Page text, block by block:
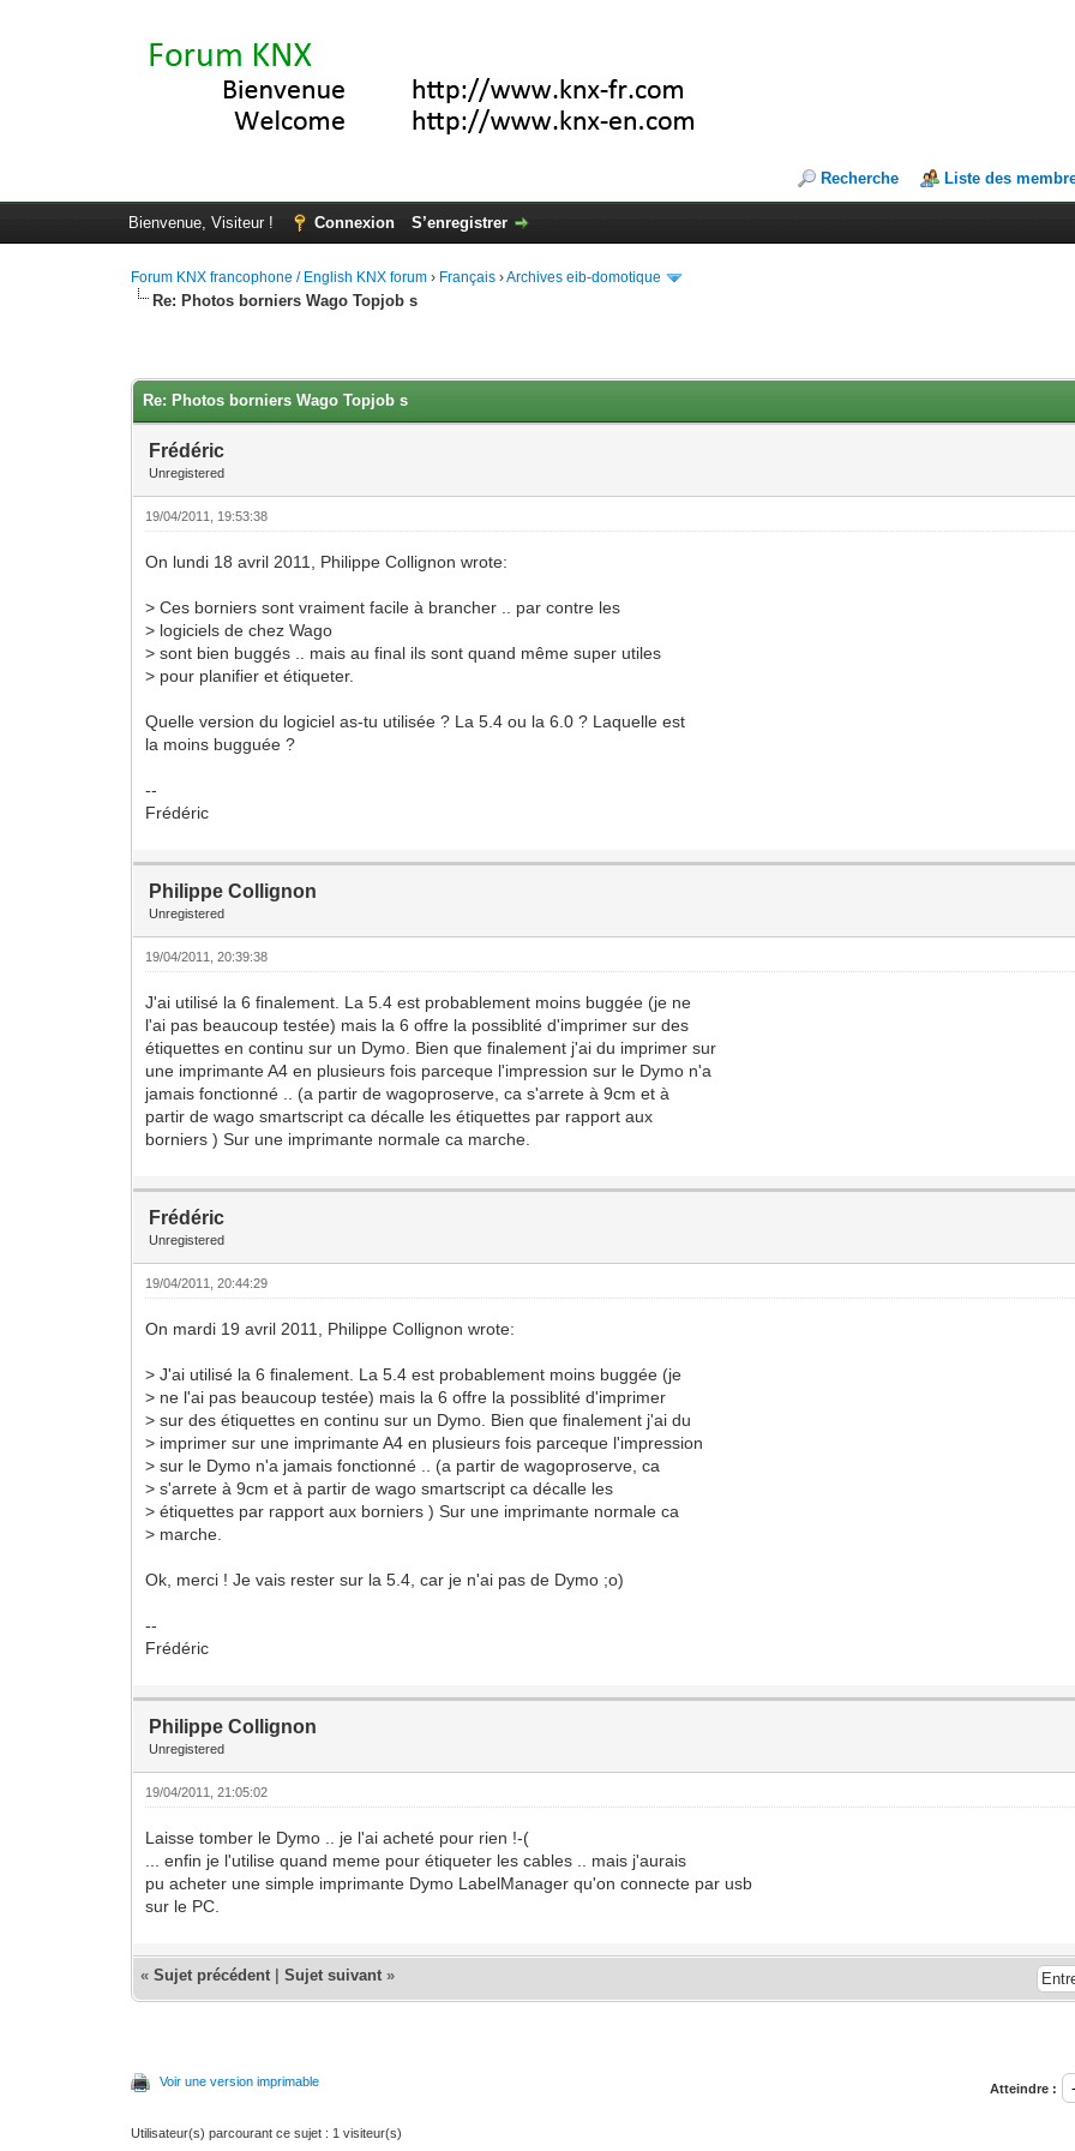
Recherche Liste des
Bienvenue, Visiteur ! Connexion S’enregistrer
Forum KNX francophone / English KNX forum › Français ›Archives eib-domotique
Re: Photos borniers Wago Topjob s
Re: Photos borniers Wago Topjob s
Frédéric
Unregistered
19/04/2011, 19:53:38
On lundi 18 avril 2011, Philippe Collignon wrote:
> Ces borniers sont vraiment facile à brancher .. par contre les
> logiciels de chez Wago
> sont bien buggés .. mais au final ils sont quand même super utiles
> pour planifier et étiqueter.
Quelle version du logiciel as-tu utilisée ? La 5.4 ou la 6.0 ? Laquelle est
la moins bugguée ?
--
Frédéric
Philippe Collignon
Unregistered
19/04/2011, 20:39:38
J'ai utilisé la 6 finalement. La 5.4 est probablement moins buggée (je ne
l'ai pas beaucoup testée) mais la 6 offre la possiblité d'imprimer sur des
étiquettes en continu sur un Dymo. Bien que finalement j'ai du imprimer sur
une imprimante A4 en plusieurs fois parceque l'impression sur le Dymo n'a
jamais fonctionné .. (a partir de wagoproserve, ca s'arrete à 9cm et à
partir de wago smartscript ca décalle les étiquettes par rapport aux
borniers ) Sur une imprimante normale ca marche.
Frédéric
Unregistered
19/04/2011, 20:44:29
On mardi 19 avril 2011, Philippe Collignon wrote:
> J'ai utilisé la 6 finalement. La 5.4 est probablement moins buggée (je
> ne l'ai pas beaucoup testée) mais la 6 offre la possiblité d'imprimer
> sur des étiquettes en continu sur un Dymo. Bien que finalement j'ai du
> imprimer sur une imprimante A4 en plusieurs fois parceque l'impression
> sur le Dymo n'a jamais fonctionné .. (a partir de wagoproserve, ca
> s'arrete à 9cm et à partir de wago smartscript ca décalle les
> étiquettes par rapport aux borniers ) Sur une imprimante normale ca
> marche.
Ok, merci ! Je vais rester sur la 5.4, car je n'ai pas de Dymo ;o)
--
Frédéric
Philippe Collignon
Unregistered
19/04/2011, 21:05:02
Laisse tomber le Dymo .. je l'ai acheté pour rien !-(
... enfin je l'utilise quand meme pour étiqueter les cables .. mais j'aurais
pu acheter une simple imprimante Dymo LabelManager qu'on connecte par usb
sur le PC.
«Sujet précédent |Sujet suivant »
Voir une version imprimable Atteindre :
Utilisateur(s) parcourant ce sujet : 1 visiteur(s)